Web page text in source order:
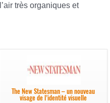
très organiques et
The New Statesman – un nouveau
visage de l’identité visuelle